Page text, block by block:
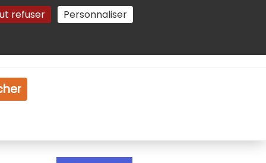
refuser Personnaliser
Gestion des cookies